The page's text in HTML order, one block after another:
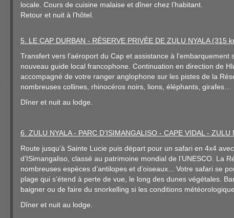
locale. Cours de cuisine malaise et dîner chez l’habitant.
Retour et nuit à l’hôtel.
5. LE CAP DURBAN - RÉSERVE PRIVÉE DE ZULU NYALA (315
Transfert vers l’aéroport du Cap et assistance à
nouveau guide local francophone. Continuation en direction de
accompagné de votre ranger anglophone sur les pistes de la
nombreuses collines, rhinocéros noirs, lions, éléphants, girafes…
Dîner et nuit au lodge.
6. ZULU NYALA - PARC D’ISIMANGALISO - CAPE VIDAL - ZULU
Route jusqu’à Sainte Lucie puis départ pour un safari en 4x4
d’ISimangaliso, classé au patrimoine mondial de l’UNESCO. La
nombreuses espèces d’antilopes et d’oiseaux... Votre safari se
plage qui s’étend à perte de vue, le long des dunes végétales.
baigner ou de faire du snorkelling si les conditions
Dîner et nuit au lodge.